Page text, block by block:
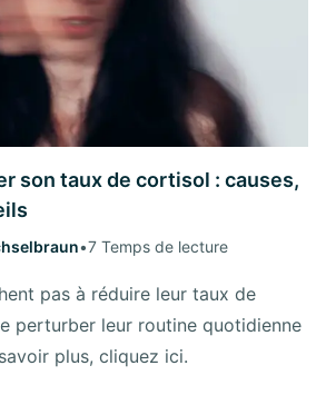
son taux de cortisol : causes,
•7 Temps de lecture
pas à réduire leur taux de
perturber leur routine quotidienne
plus, cliquez ici.